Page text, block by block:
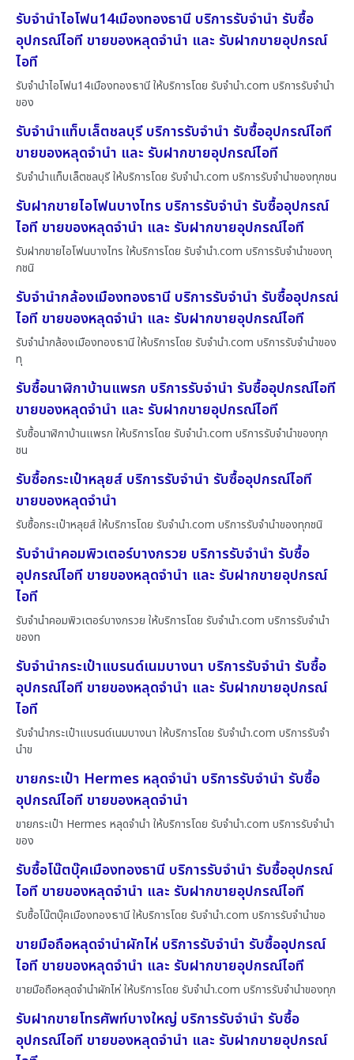
รับจำนำไอโฟน14เมืองทองธานี บริการรับจำนำ รับซื้อ
อุปกรณ์ไอที ขายของหลุดจำนำ และ รับฝากขายอุปกรณ์
ไอที
รับจำนำไอโฟน14เมืองทองธานี ให้บริการโดย รับจํานํา.com บริการรับจำนำ
ของ
รับจำนำแท็บเล็ตชลบุรี บริการรับจำนำ รับซื้ออุปกรณ์ไอที
ขายของหลุดจำนำ และ รับฝากขายอุปกรณ์ไอที
รับจำนำแท็บเล็ตชลบุรี ให้บริการโดย รับจํานํา.com บริการรับจำนำของทุกชน
รับฝากขายไอโฟนบางไทร บริการรับจำนำ รับซื้ออุปกรณ์
ไอที ขายของหลุดจำนำ และ รับฝากขายอุปกรณ์ไอที
รับฝากขายไอโฟนบางไทร ให้บริการโดย รับจํานํา.com บริการรับจำนำของทุ
กชนิ
รับจำนำกล้องเมืองทองธานี บริการรับจำนำ รับซื้ออุปกรณ์
ไอที ขายของหลุดจำนำ และ รับฝากขายอุปกรณ์ไอที
รับจำนำกล้องเมืองทองธานี ให้บริการโดย รับจํานํา.com บริการรับจำนำของ
ทุ
รับซื้อนาฬิกาบ้านแพรก บริการรับจำนำ รับซื้ออุปกรณ์ไอที
ขายของหลุดจำนำ และ รับฝากขายอุปกรณ์ไอที
รับซื้อนาฬิกาบ้านแพรก ให้บริการโดย รับจํานํา.com บริการรับจำนำของทุก
ชน
รับซื้อกระเป๋าหลุยส์ บริการรับจำนำ รับซื้ออุปกรณ์ไอที
ขายของหลุดจำนำ
รับซื้อกระเป๋าหลุยส์ ให้บริการโดย รับจํานํา.com บริการรับจำนำของทุกชนิ
รับจำนำคอมพิวเตอร์บางกรวย บริการรับจำนำ รับซื้อ
อุปกรณ์ไอที ขายของหลุดจำนำ และ รับฝากขายอุปกรณ์
ไอที
รับจำนำคอมพิวเตอร์บางกรวย ให้บริการโดย รับจํานํา.com บริการรับจำนำ
ของท
รับจำนำกระเป๋าแบรนด์เนมบางนา บริการรับจำนำ รับซื้อ
อุปกรณ์ไอที ขายของหลุดจำนำ และ รับฝากขายอุปกรณ์
ไอที
รับจำนำกระเป๋าแบรนด์เนมบางนา ให้บริการโดย รับจํานํา.com บริการรับจำ
นำข
ขายกระเป๋า Hermes หลุดจำนำ บริการรับจำนำ รับซื้อ
อุปกรณ์ไอที ขายของหลุดจำนำ
ขายกระเป๋า Hermes หลุดจำนำ ให้บริการโดย รับจํานํา.com บริการรับจำนำ
ของ
รับซื้อโน๊ตบุ๊คเมืองทองธานี บริการรับจำนำ รับซื้ออุปกรณ์
ไอที ขายของหลุดจำนำ และ รับฝากขายอุปกรณ์ไอที
รับซื้อโน๊ตบุ๊คเมืองทองธานี ให้บริการโดย รับจํานํา.com บริการรับจำนำขอ
ขายมือถือหลุดจำนำผักไห่ บริการรับจำนำ รับซื้ออุปกรณ์
ไอที ขายของหลุดจำนำ และ รับฝากขายอุปกรณ์ไอที
ขายมือถือหลุดจำนำผักไห่ ให้บริการโดย รับจํานํา.com บริการรับจำนำของทุก
รับฝากขายโทรศัพท์บางใหญ่ บริการรับจำนำ รับซื้อ
อุปกรณ์ไอที ขายของหลุดจำนำ และ รับฝากขายอุปกรณ์